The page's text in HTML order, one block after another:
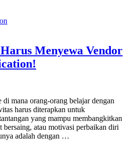
Menyewa Vendor
mana orang-orang belajar dengan
harus diterapkan untuk
yang mampu membangkitkan
bersaing, atau motivasi perbaikan diri
adalah dengan …